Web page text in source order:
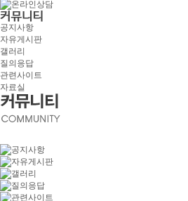
공지사항
자유게시판
갤러리
질의응답
관련사이트
자료실